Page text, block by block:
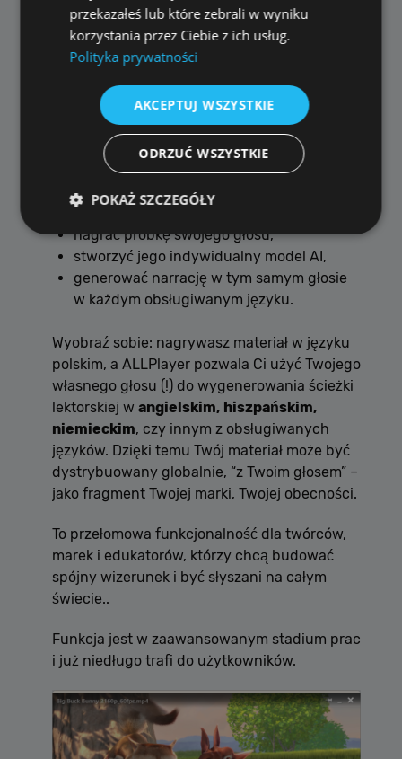
Nadchodząca funkcja: lektor AI... z Twoim
własnym głosem
Pracujemy już nad kolejnym dużym
przełomem:
możliwością użyciawłasnego głosu
lektora AI w dowolnym języku.
Oznacza to, że użytkownik będzie mógł:
nagrać próbkę swojego głosu,
stworzyć jego indywidualny model AI,
generować narrację w tym samym głosie
w każdym obsługiwanym języku.
Wyobraź sobie: nagrywasz materiał w języku
polskim, a ALLPlayer pozwala Ci użyć Twojego
własnego głosu (!) do wygenerowania ścieżki
lektorskiej w angielskim, hiszpańskim,
niemieckim, czy innym z obsługiwanych
języków. Dzięki temu Twój materiał może być
dystrybuowany globalnie, “z Twoim głosem” –
jako fragment Twojej marki, Twojej obecności.
To przełomowa funkcjonalność dla twórców,
marek i edukatorów, którzy chcą budować
spójny wizerunek i być słyszani na całym
świecie..
Funkcja jest w zaawansowanym stadium prac
i już niedługo trafi do użytkowników.
przekazałeś lub które zebrali w wyniku
korzystania przez Ciebie z ich usług.
Polityka prywatności
AKCEPTUJ WSZYSTKIE
ODRZUĆ WSZYSTKIE
POKAŻ SZCZEGÓŁY
Targetowanie
Funkcjonalność
Niesklasyfikowane
tym, w jaki sposób odwiedzający korzystają ze
strony, np. analityczne pliki cookie. Te pliki cookie
nie mogą być wykorzystywane do bezpośredniej
identyfikacji konkretnego użytkownika.
Nazwa
Dostawca /
Okres
przechowywania
Polityce
prywatności Google